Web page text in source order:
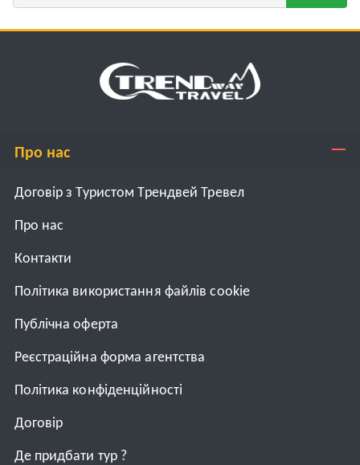
Про нас
Договір з Туристом Трендвей Тревел
Про нас
Контакти
Політика використання файлів cookie
Публічна оферта
Реєстраційна форма агентства
Політика конфіденційності
Договiр
Де придбати тур ?